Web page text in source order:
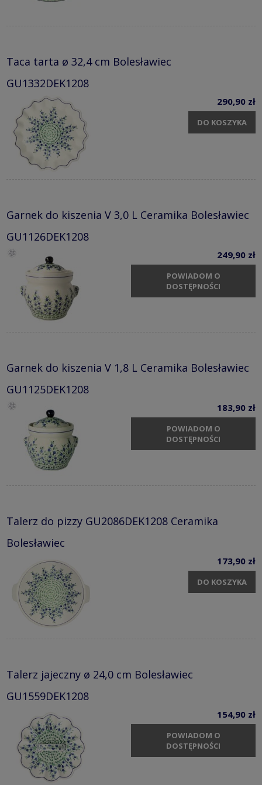
Taca tarta ø 32,4 cm Bolesławiec
GU1332DEK1208
290,90 zł
DO KOSZYKA
Garnek do kiszenia V 3,0 L Ceramika Bolesławiec
GU1126DEK1208
249,90 zł
POWIADOM O
DOSTĘPNOŚCI
Garnek do kiszenia V 1,8 L Ceramika Bolesławiec
GU1125DEK1208
183,90 zł
POWIADOM O
DOSTĘPNOŚCI
Talerz do pizzy GU2086DEK1208 Ceramika
Bolesławiec
173,90 zł
DO KOSZYKA
Talerz jajeczny ø 24,0 cm Bolesławiec
GU1559DEK1208
154,90 zł
POWIADOM O
DOSTĘPNOŚCI